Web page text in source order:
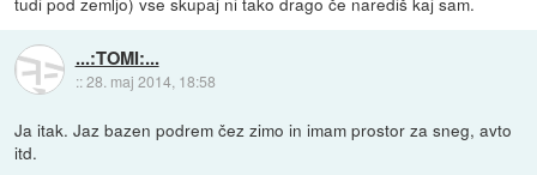
...:TOMI:...
::28. maj 2014, 18:58
Ja itak. Jaz bazen podrem čez zimo in imam prostor za sneg, avto
itd.